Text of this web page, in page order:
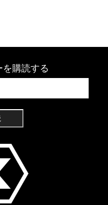
を購読する